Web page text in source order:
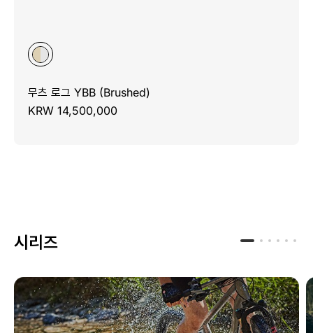
무츠 로그 YBB (Brushed)
KRW 14,500,000
시리즈